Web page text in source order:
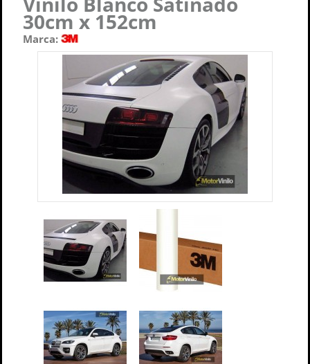
30cm x 152cm
Marca: